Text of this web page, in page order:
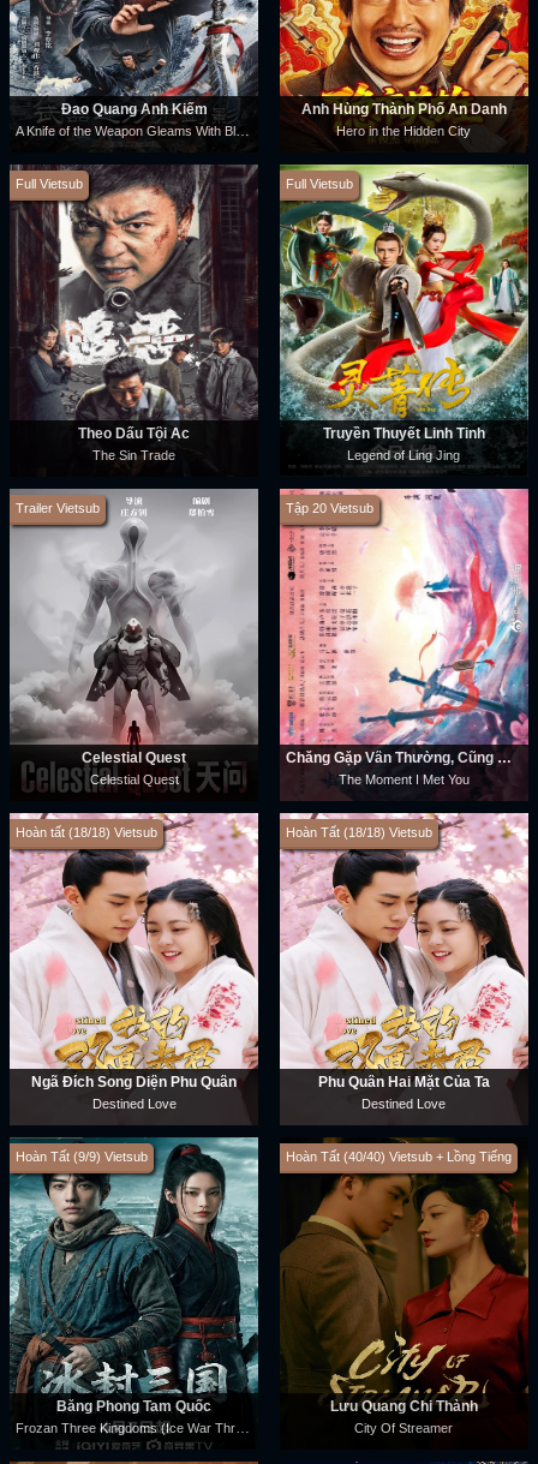
Đao Quang Ảnh Kiếm
A Knife of the Weapon Gleams With Blood
Anh Hùng Thành Phố Ẩn Danh
Hero in the Hidden City
Full Vietsub
Theo Dấu Tội Ác
The Sin Trade
Full Vietsub
Truyền Thuyết Linh Tinh
Legend of Ling Jing
Trailer Vietsub
Celestial Quest
Celestial Quest
Tập 20 Vietsub
Chẳng Gặp Vân Thường, Cũng Chẳng Gặp Người
The Moment I Met You
Hoàn tất (18/18) Vietsub
Ngã Đích Song Diện Phu Quân
Destined Love
Hoàn Tất (18/18) Vietsub
Phu Quân Hai Mặt Của Ta
Destined Love
Hoàn Tất (9/9) Vietsub
Băng Phong Tam Quốc
Frozan Three Kingdoms (Ice War Three Kingdoms)
Hoàn Tất (40/40) Vietsub + Lồng Tiếng
Lưu Quang Chi Thành
City Of Streamer